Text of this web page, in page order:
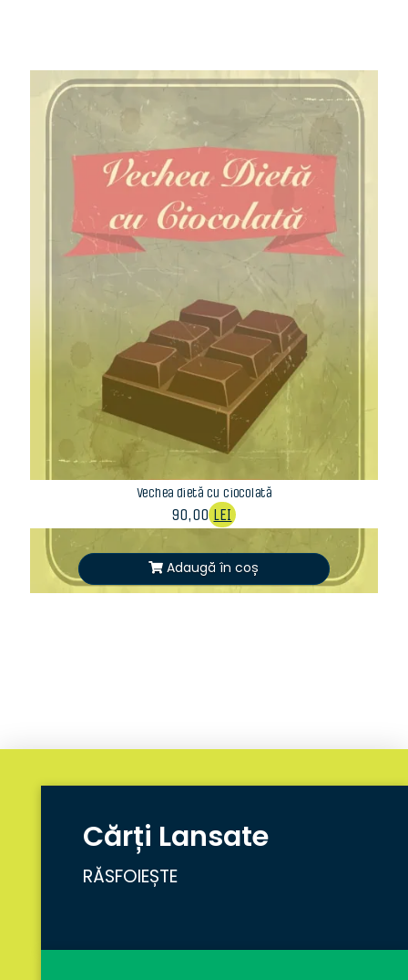
Vechea dietă cu ciocolată
90,00 LEI
Adaugă în coș
Cărți Lansate
RĂSFOIEȘTE